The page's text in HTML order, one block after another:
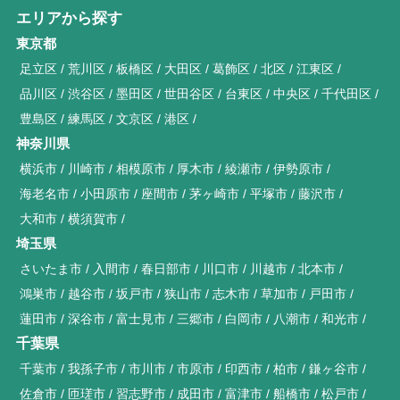
エリアから探す
東京都
足立区 荒川区 板橋区 大田区 葛飾区 北区
江東区
品川区
渋谷区 墨田区 世田谷区 台東区 中央区
千代田区
豊島区
練馬区 文京区 港区
神奈川県
横浜市 川崎市 相模原市 厚木市 綾瀬市
伊勢原市
海老名市
小田原市 座間市 茅ヶ崎市 平塚市
藤沢市
大和市
横須賀市
埼玉県
さいたま市 入間市 春日部市 川口市 川越市
北本市
鴻巣市
越谷市 坂戸市 狭山市 志木市 草加市
戸田市
蓮田市
深谷市 富士見市 三郷市 白岡市 八潮市 和光市
千葉県
千葉市 我孫子市 市川市 市原市 印西市 柏市
鎌ヶ谷市
佐倉市
匝瑳市 習志野市 成田市 富津市 船橋市 松戸市